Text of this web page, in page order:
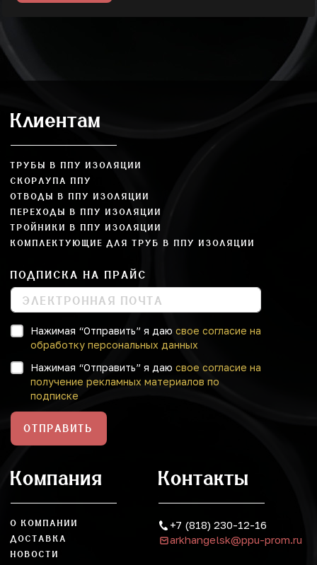
Клиентам
ТРУБЫ В ППУ ИЗОЛЯЦИИ
СКОРЛУПА ППУ
ОТВОДЫ В ППУ ИЗОЛЯЦИИ
ПЕРЕХОДЫ В ППУ ИЗОЛЯЦИИ
ТРОЙНИКИ В ППУ ИЗОЛЯЦИИ
КОМПЛЕКТУЮЩИЕ ДЛЯ ТРУБ В ППУ ИЗОЛЯЦИИ
ПОДПИСКА НА ПРАЙС
Нажимая “Отправить” я даю свое согласие на
обработку персональных данных
Нажимая “Отправить” я даю свое согласие на
получение рекламных материалов по
подписке
ОТПРАВИТЬ
Компания
О КОМПАНИИ
ДОСТАВКА
НОВОСТИ
Контакты
+7 (818) 230-12-16
arkhangelsk@ppu-prom.ru